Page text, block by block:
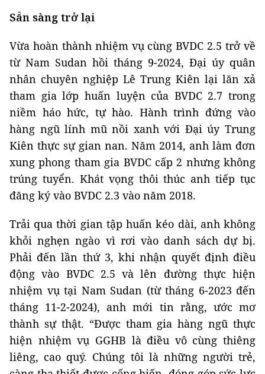
Sẵn sàng trở lại
Vừa hoàn thành nhiệm vụ cùng BVDC 2.5 trở về
từ Nam Sudan hồi tháng 9-2024, Đại úy quân
nhân chuyên nghiệp Lê Trung Kiên lại lăn xả
tham gia lớp huấn luyện của BVDC 2.7 trong
niềm háo hức, tự hào. Hành trình đứng vào
hàng ngũ lính mũ nồi xanh với Đại úy Trung
Kiên thực sự gian nan. Năm 2014, anh làm đơn
xung phong tham gia BVDC cấp 2 nhưng không
trúng tuyển. Khát vọng thôi thúc anh tiếp tục
đăng ký vào BVDC 2.3 vào năm 2018.
Trải qua thời gian tập huấn kéo dài, anh không
khỏi nghẹn ngào vì rơi vào danh sách dự bị.
Phải đến lần thứ 3, khi nhận quyết định điều
động vào BVDC 2.5 và lên đường thực hiện
nhiệm vụ tại Nam Sudan (từ tháng 6-2023 đến
tháng 11-2-2024), anh mới tin rằng, ước mơ
thành sự thật. “Được tham gia hàng ngũ thực
hiện nhiệm vụ GGHB là điều vô cùng thiêng
liêng, cao quý. Chúng tôi là những người trẻ,